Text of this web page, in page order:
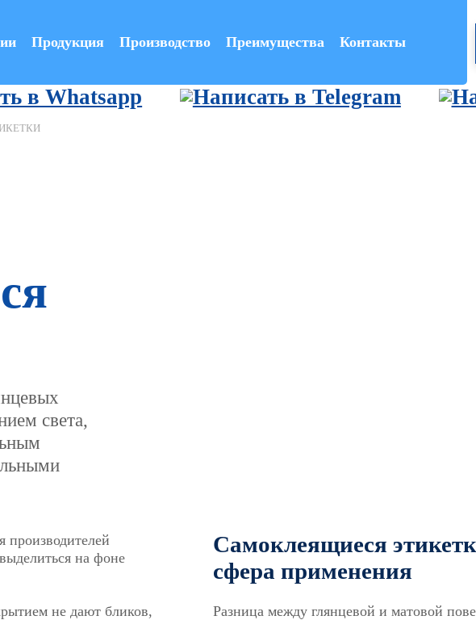
Продукция Производство Преимущества Контакты
света,
производителей
на фоне
не дают бликов,
Самоклеящиеся
сфера применения
Разница между глянцевой и матовой